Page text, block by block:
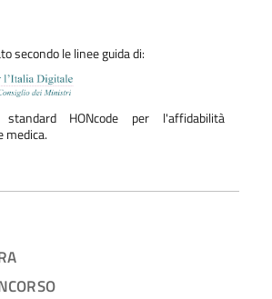
secondo le linee guida di:
HONcode per l'affidabilità
medica.